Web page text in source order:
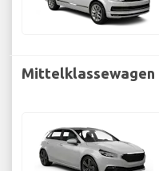
Mittelklassewagen